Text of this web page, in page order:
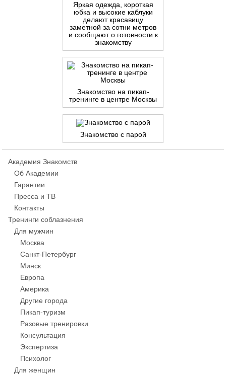
Яркая одежда, короткая
юбка и высокие каблуки
делают красавицу
заметной за сотни метров
и сообщают о готовности к
знакомству
Знакомство на пикап-
тренинге в центре Москвы
Знакомство с парой
Академия Знакомств
Об Академии
Гарантии
Пресса и ТВ
Контакты
Тренинги соблазнения
Для мужчин
Москва
Санкт-Петербург
Минск
Европа
Америка
Другие города
Пикап-туризм
Разовые тренировки
Консультация
Экспертиза
Психолог
Для женщин